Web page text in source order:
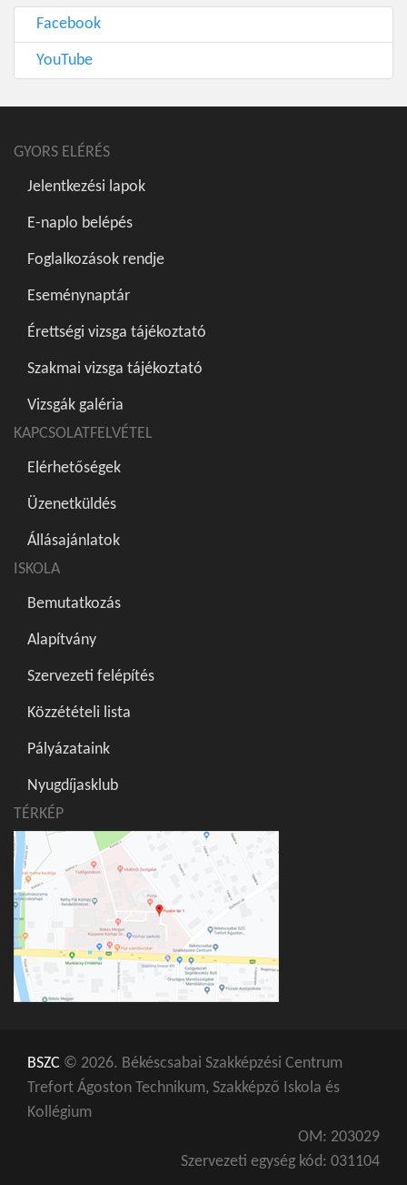
Facebook
YouTube
GYORS ELÉRÉS
Jelentkezési lapok
E-naplo belépés
Foglalkozások rendje
Eseménynaptár
Érettségi vizsga tájékoztató
Szakmai vizsga tájékoztató
Vizsgák galéria
KAPCSOLATFELVÉTEL
Elérhetőségek
Üzenetküldés
Állásajánlatok
ISKOLA
Bemutatkozás
Alapítvány
Szervezeti felépítés
Közzétételi lista
Pályázataink
Nyugdíjasklub
TÉRKÉP
BSZC © 2026. Békéscsabai Szakképzési Centrum
Trefort Ágoston Technikum, Szakképző Iskola és
Kollégium
OM: 203029
Szervezeti egység kód: 031104